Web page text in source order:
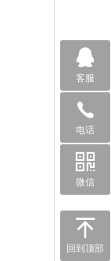
客服
电话
微信
回到顶部